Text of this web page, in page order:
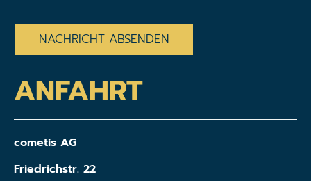
ANFAHRT
cometis AG
Friedrichstr. 22